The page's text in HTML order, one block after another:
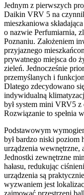
Jednym z pierwszych
Daikin VRV 5 na
mieszkaniowa
o nazwie Perfumiarnia,
Poznaniu. Założeniem
przyjaznego
prywatnego miejsca do
zieleń. Jednocześnie
przemyślanych i
Dlatego zdecydowano
indywidualną
był system mini VRV5
Rozwiązanie to spełnia
Podstawowym
był bardzo niski poziom
urządzenia wewnętrzne,
Jednostki zewnętrzne
hałasu, redukując
urządzenia są
wyzwaniem jest
zajmować przestrzeni